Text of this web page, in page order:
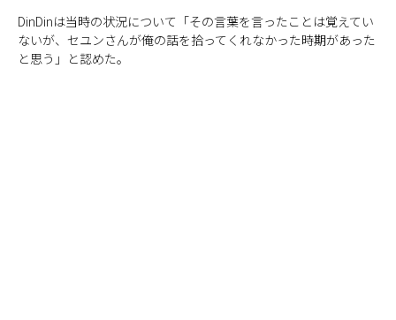
DinDinは当時の状況について「その言葉を言ったことは覚えてい
ないが、セユンさんが俺の話を拾ってくれなかった時期があった
と思う」と認めた。